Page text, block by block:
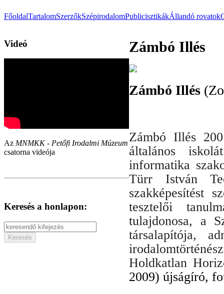
FőoldalTartalomSzerzőkSzépirodalomPublicisztikákÁllandó rovatok
Videó
Az MNMKK - Petőfi Irodalmi Múzeum
csatorna videója
Keresés a honlapon:
Zámbó Illés
Zámbó Illés
Zámbó Illés
általános
informatika
Türr István
szakképesítést
tesztelői
tulajdonosa, a
társalapítója,
Holdkatlan
2009) újságíró,